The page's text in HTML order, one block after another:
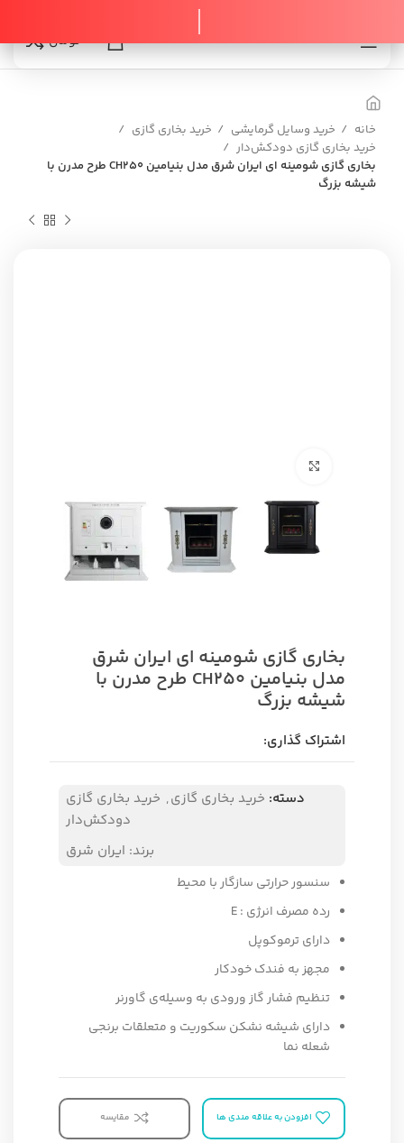
تومان 0
خانه خرید وسایل گرمایشی
خرید بخاری گازی
خرید بخاری گازی دودکش‌دار
بخاری گازی شومینه ای ایران شرق مدل بنیامین CH250 طرح مدرن با
شیشه بزرگ
بخاری گازی شومینه ای ایران شرق
مدل بنیامین CH250 طرح مدرن با
شیشه بزرگ
اشتراک گذاری:
دسته: خرید بخاری گازی, خرید بخاری گازی
دودکش‌دار
برند: ایران شرق
سنسور حرارتی سازگار با محیط
رده مصرف انرژی : E
دارای ترموکوپل
مجهز به فندک خودکار
تنظیم فشار گاز ورودی به وسیله‌ی گاورنر
دارای شیشه نشکن سکوریت و متعلقات برنجی
شعله نما
افزودن به علاقه مندی ها مقایسه